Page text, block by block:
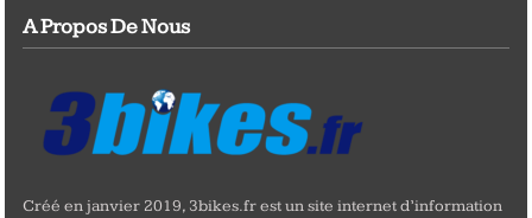
A Propos De Nous
Créé en janvier 2019, 3bikes.fr est un site internet d’information